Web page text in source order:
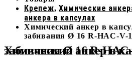
Крепеж,Химические
анкера в капсулах
Химический анкер в
забивания Ø 16 R-HAC-V-
Химический анкер в капсуле для забивания Ø 16